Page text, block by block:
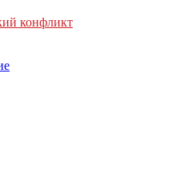
конфликт